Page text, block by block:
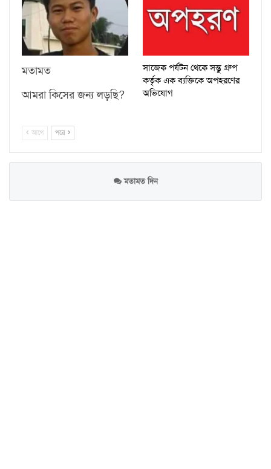
মতামত
আমরা কিসের জন্য লড়ছি?
সাজেক পর্যটন থেকে সন্তু গ্রুপ
কর্তৃক এক ব্যক্তিকে অপহরণের
অভিযোগ
আগে পরে
মতামত দিন